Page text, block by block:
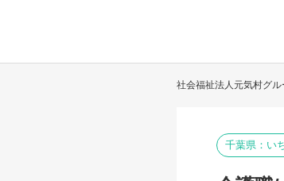
社会福祉法人元気村グル
千葉県：い